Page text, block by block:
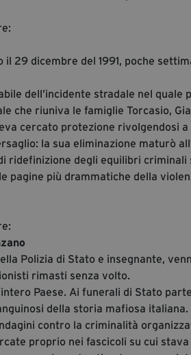
29 dicembre del 1991, poche
dell’incidente stradale nel quale
che riuniva le famiglie Torcasio,
cercato protezione rivolgendosi
la sua eliminazione maturò
ridefinizione degli equilibri
pagine più drammatiche della
Polizia di Stato e insegnante,
rimasti senza volto.
Paese. Ai funerali di Stato
della storia mafiosa italiana.
contro la criminalità
proprio nei fascicoli su cui